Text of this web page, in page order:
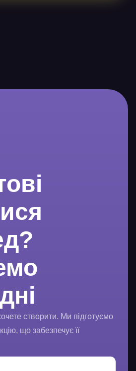
створити. Ми підготуємо
що забезпечує її